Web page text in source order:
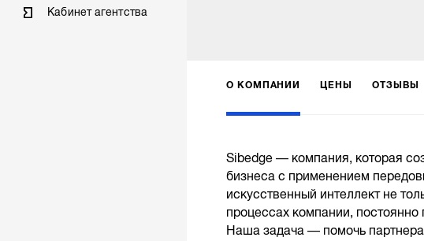
Кабинет агентства
О КОМПАНИИ ЦЕНЫ ОТЗЫВЫ
Sibedge — компания, которая
бизнеса с применением
искусственный интеллект не
процессах компании,
Наша задача — помочь